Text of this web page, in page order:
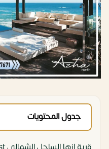
جدول المحتويات